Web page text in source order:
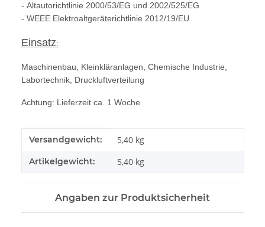
- Altautorichtlinie 2000/53/EG und 2002/525/EG
- WEEE Elektroaltgeräterichtlinie 2012/19/EU
Einsatz:
Maschinenbau, Kleinkläranlagen, Chemische Industrie,
Labortechnik, Druckluftverteilung
Achtung: Lieferzeit ca. 1 Woche
Produkteigenschaft
Wert
Versandgewicht: 5,40 kg
Artikelgewicht: 5,40 kg
Angaben zur Produktsicherheit